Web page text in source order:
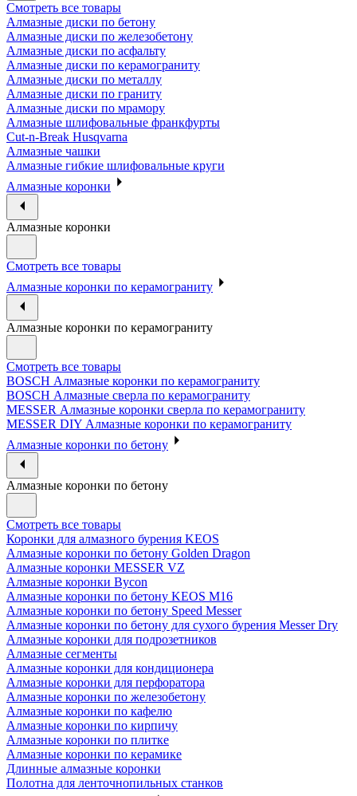
Смотреть все товары
Алмазные диски по бетону
Алмазные диски по железобетону
Алмазные диски по асфальту
Алмазные диски по керамограниту
Алмазные диски по металлу
Алмазные диски по граниту
Алмазные диски по мрамору
Алмазные шлифовальные франкфурты
Cut-n-Break Husqvarna
Алмазные чашки
Алмазные гибкие шлифовальные круги
Алмазные коронки
Алмазные коронки
Смотреть все товары
Алмазные коронки по керамограниту
Алмазные коронки по керамограниту
Смотреть все товары
BOSCH Алмазные коронки по керамограниту
BOSCH Алмазные сверла по керамограниту
MESSER Алмазные коронки сверла по керамограниту
MESSER DIY Алмазные коронки по керамограниту
Алмазные коронки по бетону
Алмазные коронки по бетону
Смотреть все товары
Коронки для алмазного бурения KEOS
Алмазные коронки по бетону Golden Dragon
Алмазные коронки MESSER VZ
Алмазные коронки Bycon
Алмазные коронки по бетону KEOS M16
Алмазные коронки по бетону Speed Messer
Алмазные коронки по бетону для сухого бурения Messer Dry
Алмазные коронки для подрозетников
Алмазные сегменты
Алмазные коронки для кондиционера
Алмазные коронки для перфоратора
Алмазные коронки по железобетону
Алмазные коронки по кафелю
Алмазные коронки по кирпичу
Алмазные коронки по плитке
Алмазные коронки по керамике
Длинные алмазные коронки
Полотна для ленточнопильных станков